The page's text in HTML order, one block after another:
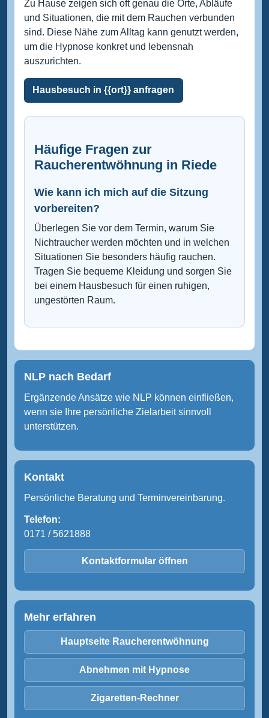
Zu Hause zeigen sich oft genau die Orte, Abläufe
und Situationen, die mit dem Rauchen verbunden
sind. Diese Nähe zum Alltag kann genutzt werden,
um die Hypnose konkret und lebensnah
auszurichten.
Hausbesuch in {{ort}} anfragen
Häufige Fragen zur
Raucherentwöhnung in Riede
Wie kann ich mich auf die Sitzung
vorbereiten?
Überlegen Sie vor dem Termin, warum Sie
Nichtraucher werden möchten und in welchen
Situationen Sie besonders häufig rauchen.
Tragen Sie bequeme Kleidung und sorgen Sie
bei einem Hausbesuch für einen ruhigen,
ungestörten Raum.
NLP nach Bedarf
Ergänzende Ansätze wie NLP können einfließen,
wenn sie Ihre persönliche Zielarbeit sinnvoll
unterstützen.
Kontakt
Persönliche Beratung und Terminvereinbarung.
Telefon:
0171 / 5621888
Kontaktformular öffnen
Mehr erfahren
Hauptseite Raucherentwöhnung
Abnehmen mit Hypnose
Zigaretten-Rechner